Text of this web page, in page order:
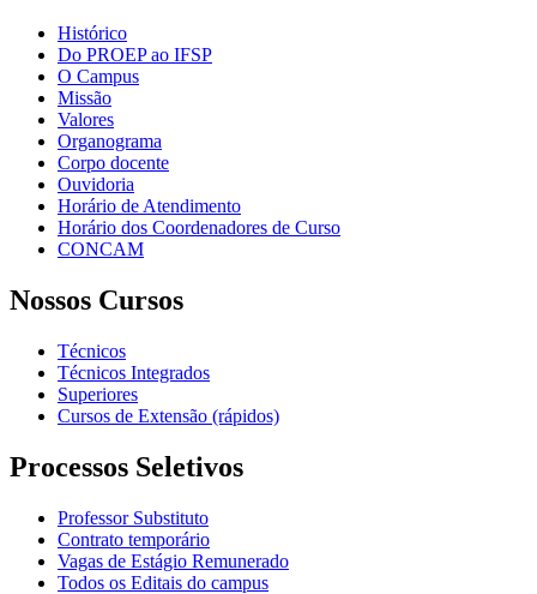
Histórico
Do PROEP ao IFSP
O Campus
Missão
Valores
Organograma
Corpo docente
Ouvidoria
Horário de Atendimento
Horário dos Coordenadores de Curso
CONCAM
Nossos Cursos
Técnicos
Técnicos Integrados
Superiores
Cursos de Extensão (rápidos)
Processos Seletivos
Professor Substituto
Contrato temporário
Vagas de Estágio Remunerado
Todos os Editais do campus